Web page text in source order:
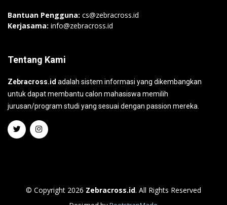
Bantuan Pengguna: cs@zebracross.id
Kerjasama: info@zebracross.id
Tentang Kami
Zebracross.id adalah sistem informasi yang dikembangkan
untuk dapat membantu calon mahasiswa memilih
jurusan/program studi yang sesuai dengan passion mereka.
© Copyright 2026 Zebracross.id. All Rights Reserved